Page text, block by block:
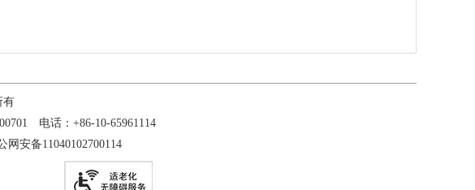
有
电话：+86-10-65961114
网安备11040102700114